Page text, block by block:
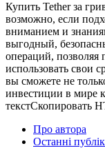
Купить Tether за
возможно, если
вниманием и
выгодный,
операций, позволяя
использовать свои
вы сможете не
инвестиции в мире
текстСкопировать
Про автора
Останні